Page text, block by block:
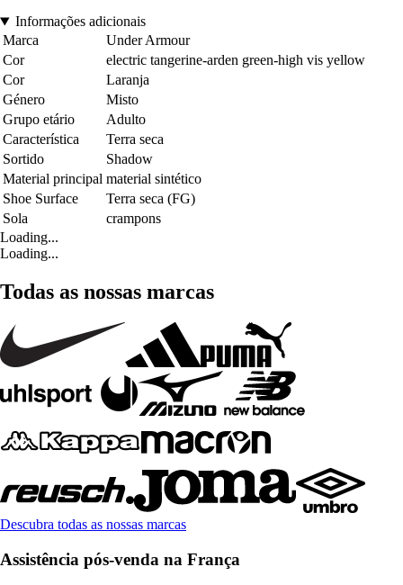
Informações adicionais
Marca
Under Armour
Cor
electric tangerine-arden green-high vis yellow
Cor
Laranja
Género
Misto
Grupo etário
Adulto
Característica
Terra seca
Sortido
Shadow
Material principal material sintético
Shoe Surface
Terra seca (FG)
Sola
crampons
Loading...
Loading...
Todas as nossas marcas
Descubra todas as nossas marcas
Assistência pós-venda na França